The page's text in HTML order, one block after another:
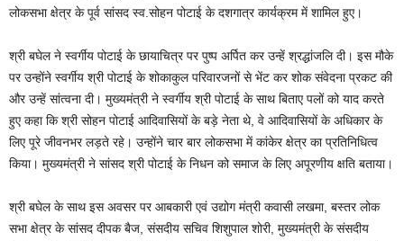
लोकसभा क्षेत्र के पूर्व सांसद स्व.सोहन पोटाई के दशगात्र कार्यक्रम में शामिल हुए।
श्री बघेल ने स्वर्गीय पोटाई के छायाचित्र पर पुष्प अर्पित कर उन्हें श्रद्धांजलि दी। इस मौके
पर उन्होंने स्वर्गीय श्री पोटाई के शोकाकुल परिवारजनों से भेंट कर शोक संवेदना प्रकट की
और उन्हें सांत्वना दी। मुख्यमंत्री ने स्वर्गीय श्री पोटाई के साथ बिताए पलों को याद करते
हुए कहा कि श्री सोहन पोटाई आदिवासियों के बड़े नेता थे, वे आदिवासियों के अधिकार के
लिए पूरे जीवनभर लड़ते रहे। उन्होंने चार बार लोकसभा में कांकेर क्षेत्र का प्रतिनिधित्व
किया। मुख्यमंत्री ने सांसद श्री पोटाई के निधन को समाज के लिए अपूरणीय क्षति बताया।
श्री बघेल के साथ इस अवसर पर आबकारी एवं उद्योग मंत्री कवासी लखमा, बस्तर लोक
सभा क्षेत्र के सांसद दीपक बैज, संसदीय सचिव शिशुपाल शोरी, मुख्यमंत्री के संसदीय